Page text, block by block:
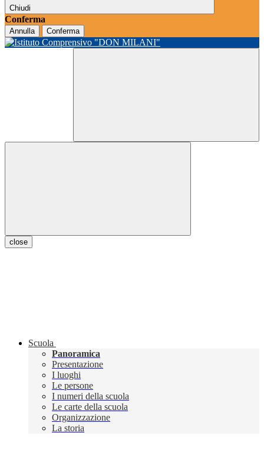
Chiudi
Conferma
Annulla Conferma
close
Scuola
Panoramica
Presentazione
I luoghi
Le persone
I numeri della scuola
Le carte della scuola
Organizzazione
La storia